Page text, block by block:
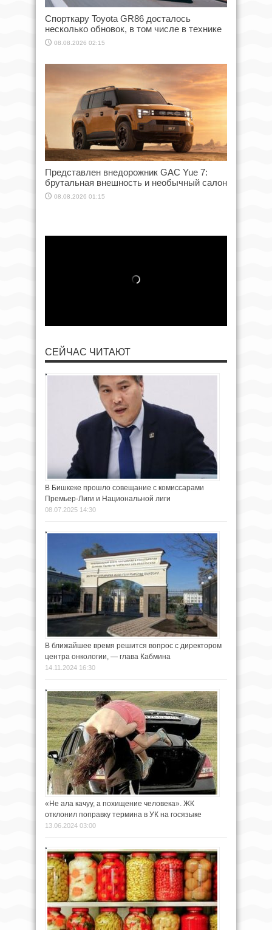
Спорткару Toyota GR86 досталось
несколько обновок, в том числе в технике
08.08.2026 02:15
Представлен внедорожник GAC Yue 7:
брутальная внешность и необычный салон
08.08.2026 01:15
СЕЙЧАС ЧИТАЮТ
В Бишкеке прошло совещание с комиссарами
Премьер-Лиги и Национальной лиги
08.07.2025 14:30
В ближайшее время решится вопрос с директором
центра онкологии, — глава Кабмина
14.11.2024 16:30
«Не ала качуу, а похищение человека». ЖК
отклонил поправку термина в УК на госязыке
13.06.2024 03:00